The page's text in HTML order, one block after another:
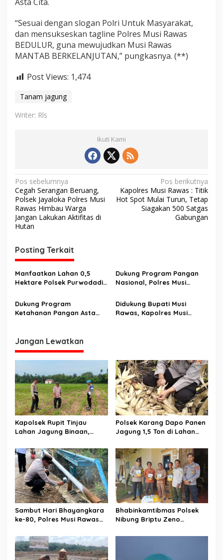
“Sesuai dengan slogan Polri Untuk Masyarakat,
dan mensukseskan tagline Polres Musi Rawas
BEDULUR, guna mewujudkan Musi Rawas
MANTAB BERKELANJUTAN,” pungkasnya. (**)
Post Views: 1,474
Tanam jagung
Writer: Rls
Ikuti Kami
N
a
v
i
a
s
i
o
Pos sebelumnya
Cegah Serangan Beruang,
Polsek Jayaloka Polres Musi
Rawas Himbau Warga
Jangan Lakukan Aktifitas di
Hutan
Pos berikutnya
Kapolres Musi Rawas : Titik
Hot Spot Mulai Turun, Tetap
Siagakan 500 Satgas
Gabungan
Posting Terkait
Manfaatkan Lahan 0,5
Hektare Polsek Purwodadi
bersama pondok
pesantren Tanam Jagung
Dukung Program Pangan
Nasional, Polres Musi
Lahan Perhutanan Sosial
Dukung Program
Ketahanan Pangan Asta
Musi Rawas Utara
Berkolaborasi Dengan
Serentak
Didukung Bupati Musi
Rawas, Kapolres Musi
Jangan Lewatkan
Kapolsek Rupit Tinjau
Lahan Jagung Binaan,
Ketahanan Pangan di Desa
Batu Gajah
Polsek Karang Dapo Panen
Jagung 1,5 Ton di Lahan
Sambut Hari Bhayangkara
ke-80, Polres Musi Rawas
dan Perkuat Akses Warga
Jayaloka
Bhabinkamtibmas Polsek
Nibung Briptu Zeno
Jagung untuk 3 Kelompok